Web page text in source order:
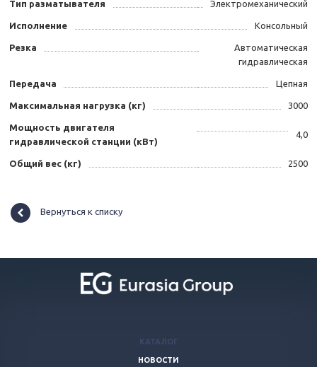
Тип разматывателя Электромеханический
Исполнение Консольный
Резка
Автоматическая
гидравлическая
Передача Цепная
Максимальная нагрузка (кг) 3000
Мощность двигателя
гидравлической станции (кВт)
4,0
Общий вес (кг) 2500
Вернуться к списку
КАТАЛОГ
НОВОСТИ